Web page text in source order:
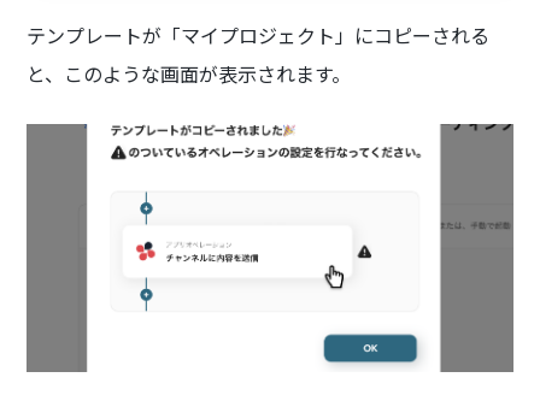
テンプレートが「マイプロジェクト」にコピーされる
と、このような画面が表示されます。